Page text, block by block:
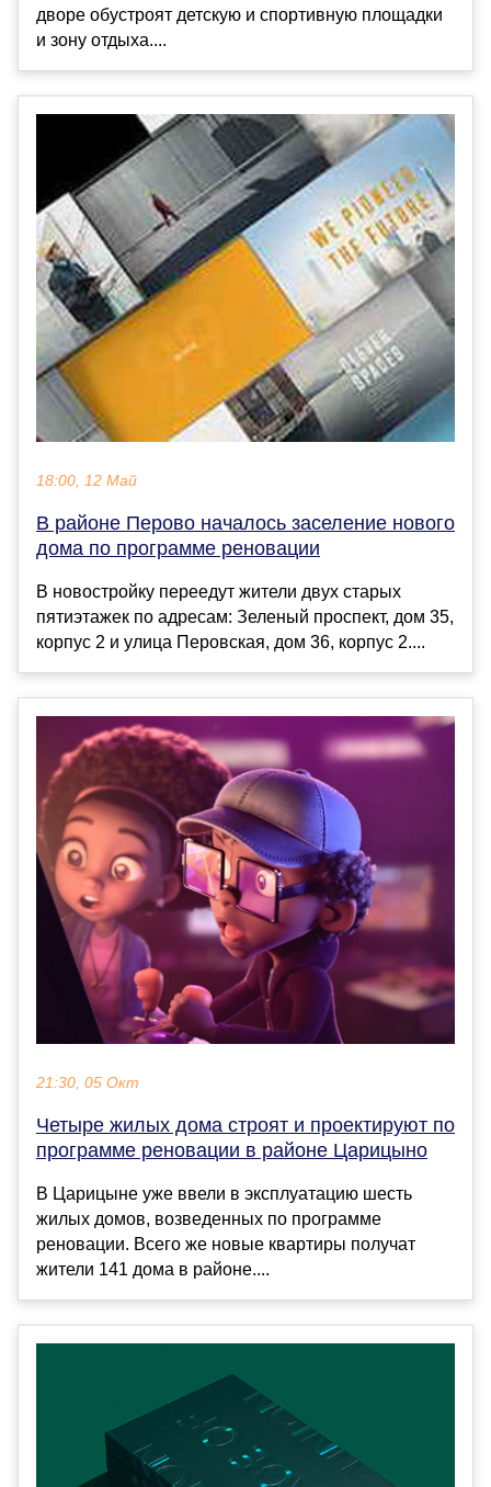
дворе обустроят детскую и спортивную площадки
и зону отдыха....
18:00, 12 Май
В районе Перово началось заселение нового
дома по программе реновации
В новостройку переедут жители двух старых
пятиэтажек по адресам: Зеленый проспект, дом 35,
корпус 2 и улица Перовская, дом 36, корпус 2....
21:30, 05 Окт
Четыре жилых дома строят и проектируют по
программе реновации в районе Царицыно
В Царицыне уже ввели в эксплуатацию шесть
жилых домов, возведенных по программе
реновации. Всего же новые квартиры получат
жители 141 дома в районе....